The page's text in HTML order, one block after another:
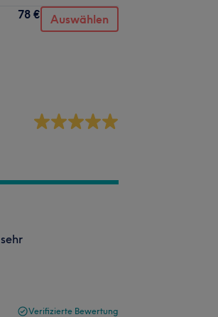
78 € Auswählen
Verifizierte Bewertung